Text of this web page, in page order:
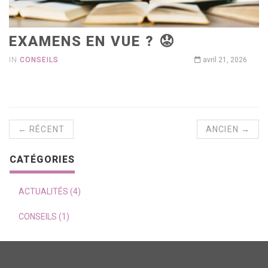
EXAMENS EN VUE ? 😟
IN CONSEILS avril 21, 2026
← RÉCENT ANCIEN →
CATÉGORIES
ACTUALITÉS (4)
CONSEILS (1)